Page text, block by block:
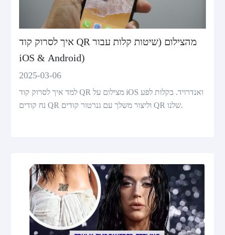
איך לסרוק קוד QR מהצילום (שיטות קלות עבור
iOS & Android)
2025-03-06
למד איך לסרוק קוד QR מצילום על iOS ואנדרויד. בקלות לפע
נח קודים QR וליצור משלך עם גנרטור קודים QR שלנו.